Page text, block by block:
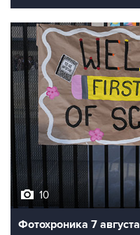
10
Фотохроника 7 августа